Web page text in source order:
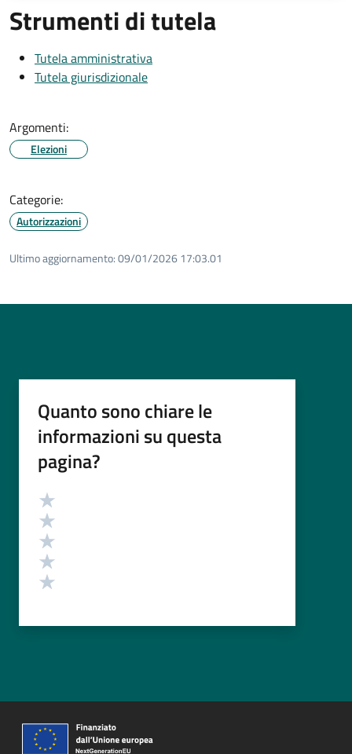
Strumenti di tutela
Tutela amministrativa
Tutela giurisdizionale
Argomenti:
Elezioni
Categorie:
Autorizzazioni
Ultimo aggiornamento:09/01/2026 17:03.01
Quanto sono chiare le
informazioni su questa
pagina?
Valutazione